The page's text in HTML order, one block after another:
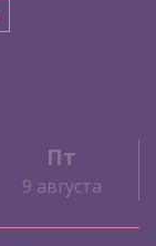
Пт
9 августа